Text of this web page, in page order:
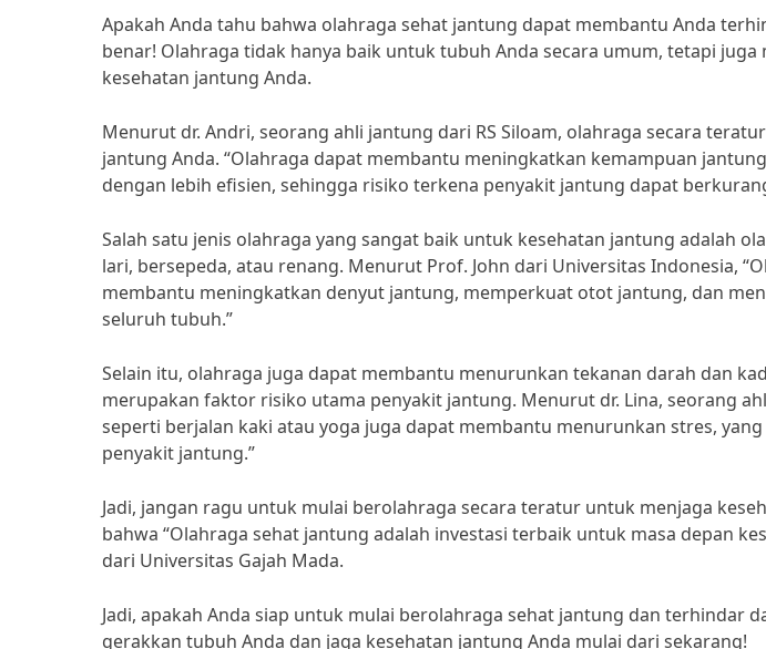
Apakah Anda tahu bahwa olahraga sehat jantung dapat membantu Anda
benar! Olahraga tidak hanya baik untuk tubuh Anda secara umum, tetapi
kesehatan jantung Anda.
Menurut dr. Andri, seorang ahli jantung dari RS Siloam, olahraga secara
jantung Anda. “Olahraga dapat membantu meningkatkan kemampuan
dengan lebih efisien, sehingga risiko terkena penyakit jantung dapat
Salah satu jenis olahraga yang sangat baik untuk kesehatan jantung adalah
lari, bersepeda, atau renang. Menurut Prof. John dari Universitas Indonesia,
membantu meningkatkan denyut jantung, memperkuat otot jantung, dan
seluruh tubuh.”
Selain itu, olahraga juga dapat membantu menurunkan tekanan darah dan
merupakan faktor risiko utama penyakit jantung. Menurut dr. Lina, seorang
seperti berjalan kaki atau yoga juga dapat membantu menurunkan stres,
penyakit jantung.”
Jadi, jangan ragu untuk mulai berolahraga secara teratur untuk menjaga
bahwa “Olahraga sehat jantung adalah investasi terbaik untuk masa depan
dari Universitas Gajah Mada.
Jadi, apakah Anda siap untuk mulai berolahraga sehat jantung dan terhindar
gerakkan tubuh Anda dan jaga kesehatan jantung Anda mulai dari sekarang!